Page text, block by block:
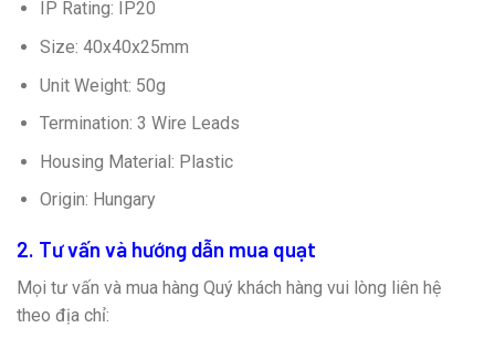
IP Rating: IP20
Size: 40x40x25mm
Unit Weight: 50g
Termination: 3 Wire Leads
Housing Material: Plastic
Origin: Hungary
2. Tư vấn và hướng dẫn mua quạt
Mọi tư vấn và mua hàng Quý khách hàng vui lòng liên hệ
theo địa chỉ: